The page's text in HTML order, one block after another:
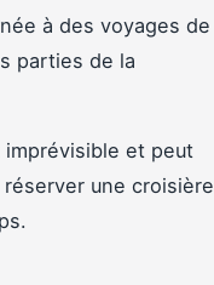
à des voyages de
parties de la
et peut
une croisière